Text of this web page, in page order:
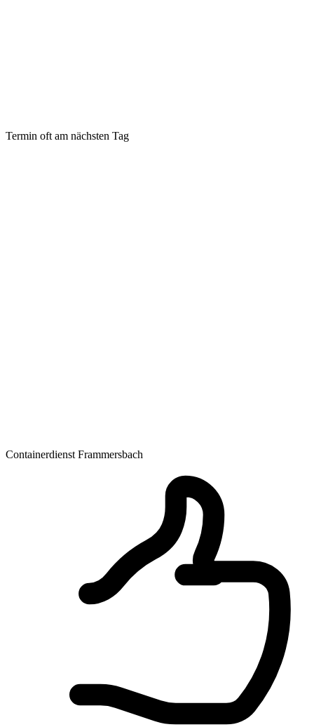
Termin oft am nächsten Tag
Containerdienst Frammersbach